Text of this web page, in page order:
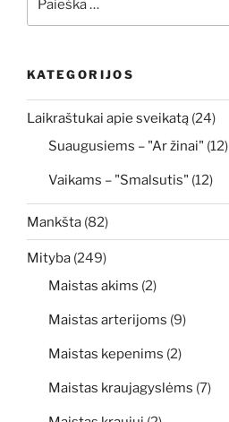
KATEGORIJOS
Laikraštukai apie sveikatą (24)
Suaugusiems – "Ar žinai" (12)
Vaikams – "Smalsutis" (12)
Mankšta (82)
Mityba (249)
Maistas akims (2)
Maistas arterijoms (9)
Maistas kepenims (2)
Maistas kraujagyslėms (7)